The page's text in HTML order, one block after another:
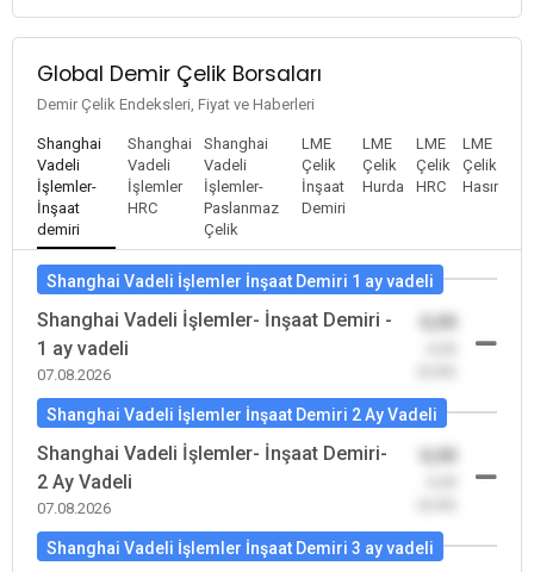
Global Demir Çelik Borsaları
Demir Çelik Endeksleri, Fiyat ve Haberleri
Shanghai
Vadeli
İşlemler-
İnşaat
demiri
Shanghai
Vadeli
İşlemler
HRC
Shanghai
Vadeli
İşlemler-
Paslanmaz
Çelik
LME
Çelik
İnşaat
Demiri
LME
Çelik
Hurda
LME
Çelik
HRC
LME
Çelik
Hasır
Shanghai Vadeli İşlemler İnşaat Demiri 1 ay vadeli
Shanghai Vadeli İşlemler- İnşaat Demiri -
1 ay vadeli
07.08.2026
Shanghai Vadeli İşlemler İnşaat Demiri 2 Ay Vadeli
Shanghai Vadeli İşlemler- İnşaat Demiri-
2 Ay Vadeli
07.08.2026
Shanghai Vadeli İşlemler İnşaat Demiri 3 ay vadeli